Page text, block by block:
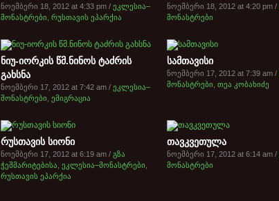
ნოემბერი 18, 2012 at 4:33 pm / ეკლესია–
მონასტრები რუსთავის ეპარქია
ნოემბერი 18, 2012 at 4:20 pm /
მონასტრები
ნიუ-იორკის წმ.ნინოს ტაძრის
გახსნა
ნოემბერი 17, 2012 at 7:42 am / ეკლესია–
მონასტრები
ემიგრაცია
სამთავისი
ნოემბერი 17, 2012 at 7:39 am /
მონასტრები თეა კობახიძე
რუსთავის სიონი
ნოემბერი 17, 2012 at 6:19 am / გზა
ჭეშმარიტებისა
ეკლესია–მონასტრები
რუსთავის ეპარქია
თავკვეთულა
ნოემბერი 17, 2012 at 6:14 am /
მონასტრები